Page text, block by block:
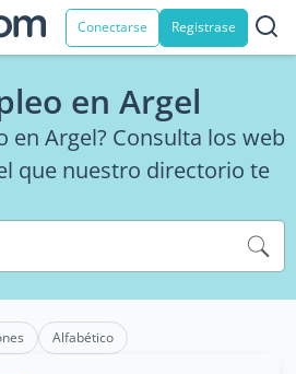
Conectarse Registrase
en Argel
en Argel? Consulta los web
que nuestro directorio te
Alfabético